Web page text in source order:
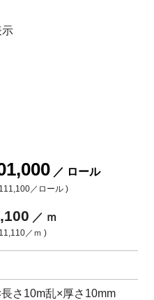
示
／ ロール
／ロール )
／ ｍ
／ｍ )
さ10m乱×厚さ10mm